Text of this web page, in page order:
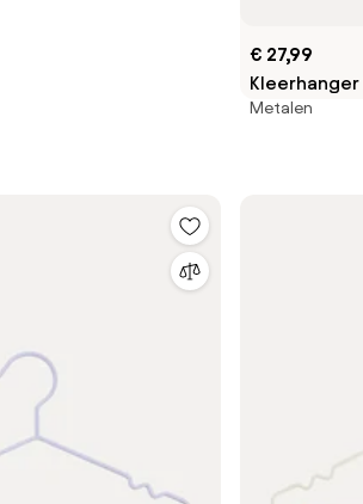
€ 27,99
Kleerhanger
Metalen